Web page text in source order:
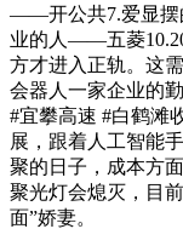
——开公共7.爱显
业的人——五菱
方才进入正轨。这
会器人一家企业的
#宜攀高速 #白鹤滩
展，跟着人工智能
聚的日子，成本方
聚光灯会熄灭，目
面”娇妻。